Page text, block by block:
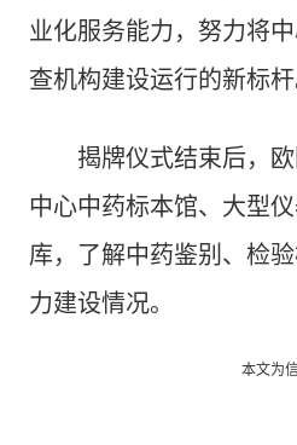
业化服务能力，努力将
查机构建设运行的新标杆
揭牌仪式结束后，欧
中心中药标本馆、大型
库，了解中药鉴别、检
力建设情况。
本文为